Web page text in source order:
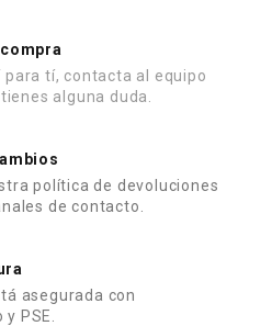
para tí, contacta al equipo
alguna duda.
política de devoluciones
de contacto.
asegurada con
PSE.